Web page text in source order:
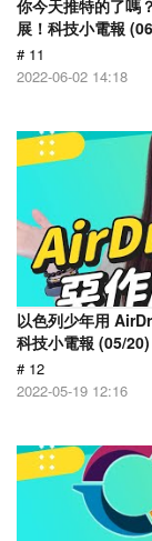
你今天推特的了嗎
展！科技小電報
# 11
2022-06-02 14:18
以色列少年用
科技小電報 (05/20)
# 12
2022-05-19 12:16